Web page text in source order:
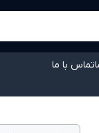
تماس با ما